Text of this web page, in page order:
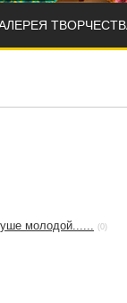
молодой...... (0)